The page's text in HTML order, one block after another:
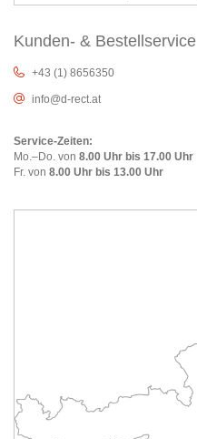
Kunden- & Bestellservice
+43 (1) 8656350
info@d-rect.at
Service-Zeiten:
Mo.–Do. von 8.00 Uhr bis 17.00 Uhr
Fr. von 8.00 Uhr bis 13.00 Uhr